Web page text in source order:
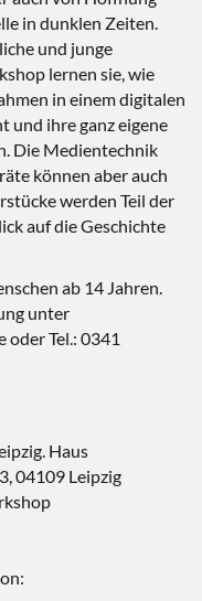
in dunklen Zeiten.
und junge
lernen sie, wie
in einem digitalen
und ihre ganz eigene
Die Medientechnik
können aber auch
werden Teil der
auf die Geschichte
ab 14 Jahren.
unter
Tel.: 0341
Haus
04109 Leipzig